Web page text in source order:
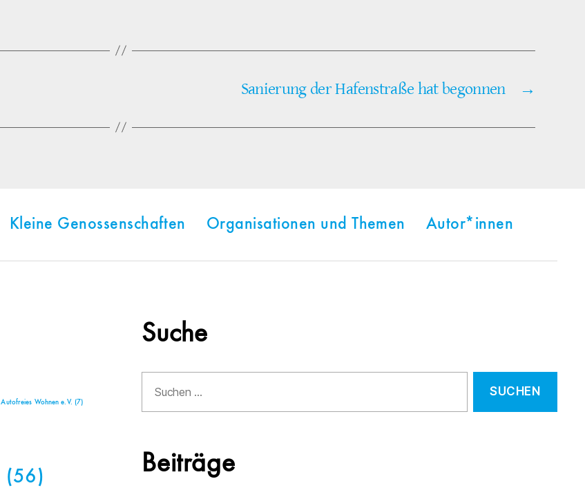
→
Sanierung der Hafenstraße hat begonnen
Kleine Genossenschaften Organisationen und Themen Autor*innen
Autofreies Wohnen e.V. (7)
(56)
Suche
nach:
Beiträge